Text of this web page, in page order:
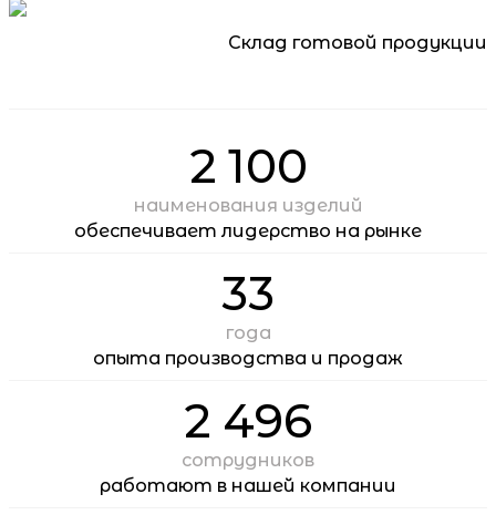
Склад готовой продукции
2 100
наименования изделий
обеспечивает лидерство на рынке
33
года
опыта производства и продаж
2 496
сотрудников
работают в нашей компании